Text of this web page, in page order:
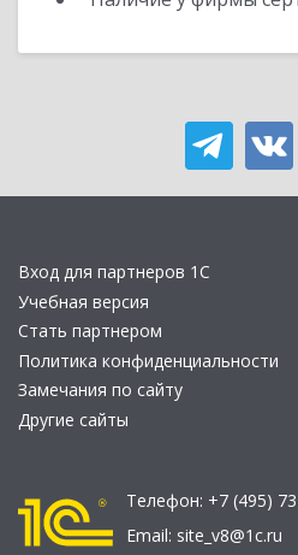
Вход для партнеров 1С
Учебная версия
Стать партнером
Политика конфиденциальности
Замечания по сайту
Другие сайты
Телефон: +7 (495)
Email: site_v8@1c.ru